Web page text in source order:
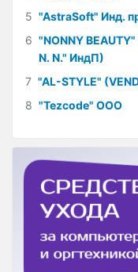
5 "AstraSoft" Инд.
6 "NONNY
N. N." ИндП)
7 "AL-STYLE"
8 "Tezcode" ООО